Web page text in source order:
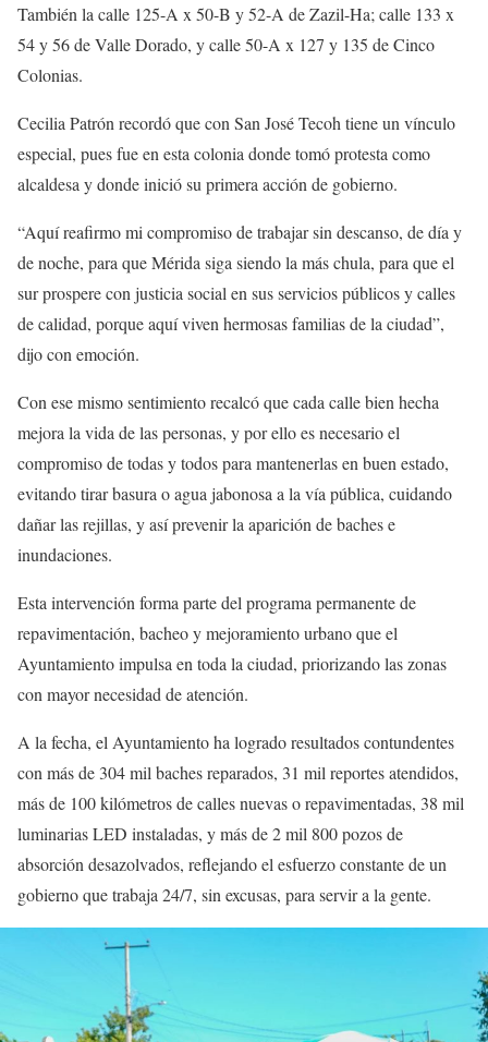
También la calle 125-A x 50-B y 52-A de Zazil-Ha; calle 133 x
54 y 56 de Valle Dorado, y calle 50-A x 127 y 135 de Cinco
Colonias.
Cecilia Patrón recordó que con San José Tecoh tiene un vínculo
especial, pues fue en esta colonia donde tomó protesta como
alcaldesa y donde inició su primera acción de gobierno.
“Aquí reafirmo mi compromiso de trabajar sin descanso, de día y
de noche, para que Mérida siga siendo la más chula, para que el
sur prospere con justicia social en sus servicios públicos y calles
de calidad, porque aquí viven hermosas familias de la ciudad”,
dijo con emoción.
Con ese mismo sentimiento recalcó que cada calle bien hecha
mejora la vida de las personas, y por ello es necesario el
compromiso de todas y todos para mantenerlas en buen estado,
evitando tirar basura o agua jabonosa a la vía pública, cuidando
dañar las rejillas, y así prevenir la aparición de baches e
inundaciones.
Esta intervención forma parte del programa permanente de
repavimentación, bacheo y mejoramiento urbano que el
Ayuntamiento impulsa en toda la ciudad, priorizando las zonas
con mayor necesidad de atención.
A la fecha, el Ayuntamiento ha logrado resultados contundentes
con más de 304 mil baches reparados, 31 mil reportes atendidos,
más de 100 kilómetros de calles nuevas o repavimentadas, 38 mil
luminarias LED instaladas, y más de 2 mil 800 pozos de
absorción desazolvados, reflejando el esfuerzo constante de un
gobierno que trabaja 24/7, sin excusas, para servir a la gente.